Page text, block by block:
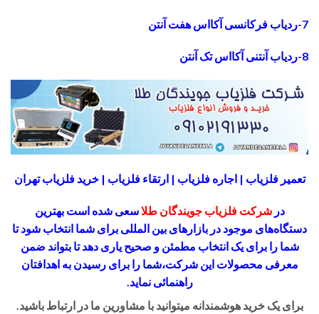
7-ردیاب فرکانسی آکااس هفت آنتن
8-ردیاب آنتنی آکااس تک آنتن
تعمیر فلزیاب | اجاره فلزیاب | ارتقاء فلزیاب | خرید فلزیاب تهران
درشرکت فلزیاب جویندگان طلاسعی شده است بهترین
دستگاه‌های موجود در بازار‌های بین المللی برای شما انتخاب شودتا
شما را برای یک انتخاب مطمئن و صحیح یاری دهد تا بتواند ضمن
معرفی محصولات این شرکت،شما را برای رسیدن به اهدافتان
راهنمائی نماید.
برای یک خرید هوشمندانه میتوانید با مشاورین ما در ارتباط باشید.